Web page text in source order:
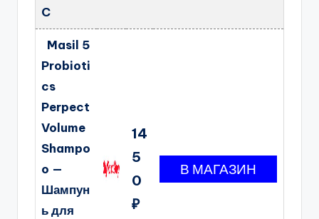
C
Masil 5
Probioti
cs
Perpect
Volume
Shampo
o —
Шампун
ь для
14
5
0
₽